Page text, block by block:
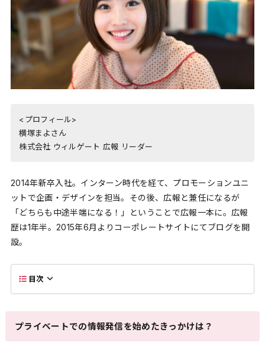
<プロフィール>
横塚まよさん
株式会社 ウィルゲート 広報 リーダー
2014年新卒入社。インターン時代を経て、プロモーションユニ
ットで企画・デザインを担当。その後、広報と兼任になるが
「どちらも中途半端になる！」ということで広報一本に。広報
歴は1年半。2015年6月よりコーポレートサイトにてブログを開
設。
目次
プライベートでの情報発信を始めたきっかけは？